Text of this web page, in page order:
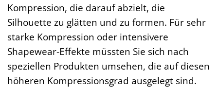
Kompression, die darauf abzielt, die
Silhouette zu glätten und zu formen. Für sehr
starke Kompression oder intensivere
Shapewear-Effekte müssten Sie sich nach
speziellen Produkten umsehen, die auf diesen
höheren Kompressionsgrad ausgelegt sind.